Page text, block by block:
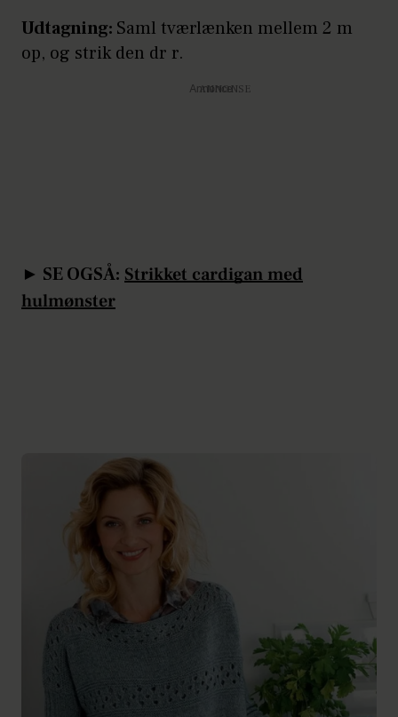
Udtagning: Saml tværlænken mellem 2 m
op, og strik den dr r.
Annonce
► SE OGSÅ: Strikket cardigan med
hulmønster